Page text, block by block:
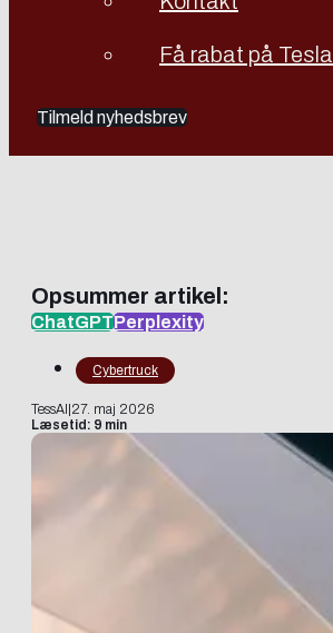
Få rabat på Tesla
Tilmeld nyhedsbrev
Opsummer artikel:
ChatGPTPerplexity
Cybertruck
TessAI 27. maj 2026
Læsetid: 9 min